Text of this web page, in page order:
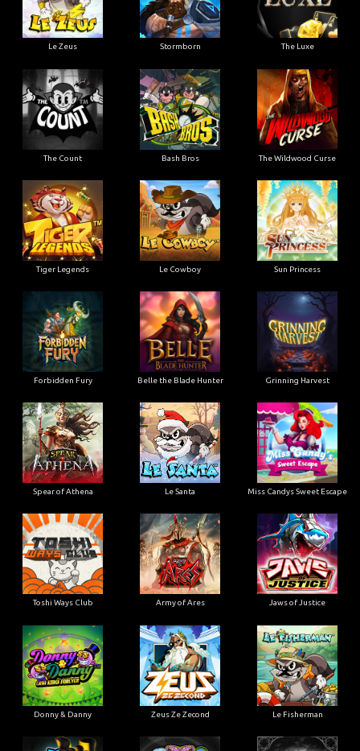
Le Zeus Stormborn The Luxe
The Count Bash Bros The Wildwood Curse
Tiger Legends Le Cowboy Sun Princess
Forbidden Fury Belle the Blade Hunter Grinning Harvest
Spear of Athena Le Santa Miss Candys Sweet Escape
Toshi Ways Club Army of Ares Jaws of Justice
Donny & Danny Zeus Ze Zecond Le Fisherman